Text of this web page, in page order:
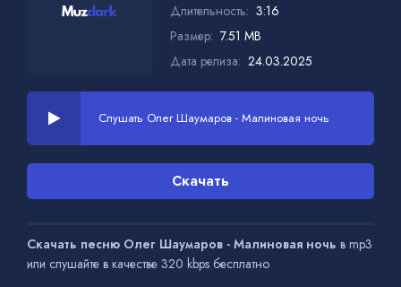
Длительность: 3:16
Размер: 7.51 MB
Дата релиза: 24.03.2025
Слушать Олег Шаумаров - Малиновая ночь
Скачать
Скачать песню Олег Шаумаров - Малиновая ночь в mp3
или слушайте в качестве 320 kbps бесплатно